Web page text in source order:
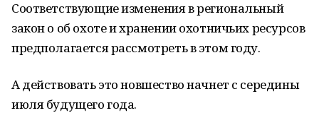
Соответствующие изменения в региональный
закон о об охоте и хранении охотничьих ресурсов
предполагается рассмотреть в этом году.
А действовать это новшество начнет с середины
июля будущего года.